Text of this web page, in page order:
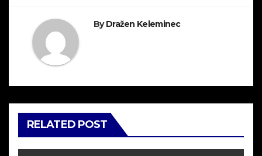
ByDražen Keleminec
RELATED POST